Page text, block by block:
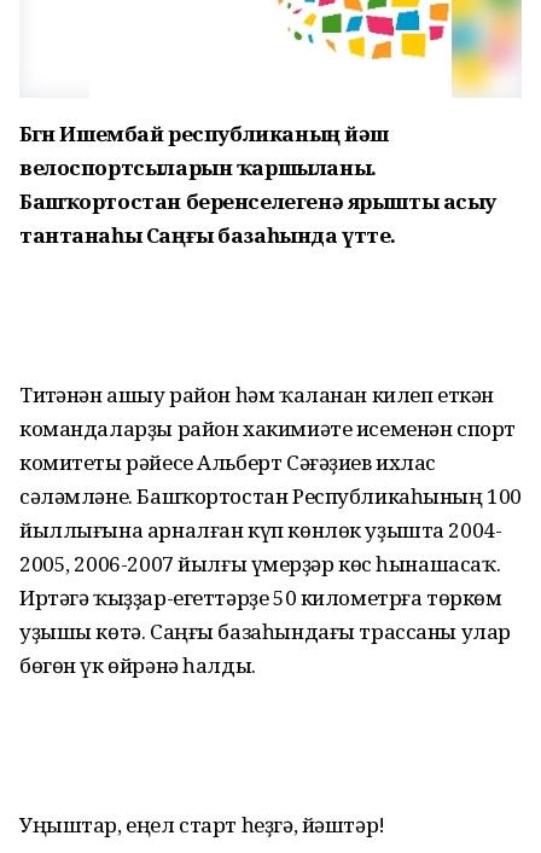
Бөгөн Ишембай республиканың йәш
велоспортсыларын ҡаршыланы.
Башҡортостан беренселегенә ярышты асыу
тантанаһы Саңғы базаһында үтте.
Тиҫтәнән ашыу район һәм ҡаланан килеп еткән
командаларҙы район хакимиәте исеменән спорт
комитеты рәйесе Альберт Сәғәҙиев ихлас
сәләмләне. Башҡортостан Республикаһының 100
йыллығына арналған күп көнлөк уҙышта 2004-
2005, 2006-2007 йылғы үҫмерҙәр көс һынашасаҡ.
Иртәгә ҡыҙҙар-егеттәрҙе 50 километрға төркөм
уҙышы көтә. Саңғы базаһындағы трассаны улар
бөгөн үк өйрәнә һалды.
Уңыштар, еңел старт һеҙгә, йәштәр!